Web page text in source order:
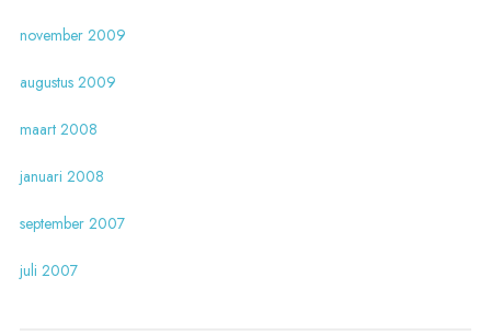
november 2009
augustus 2009
maart 2008
januari 2008
september 2007
juli 2007